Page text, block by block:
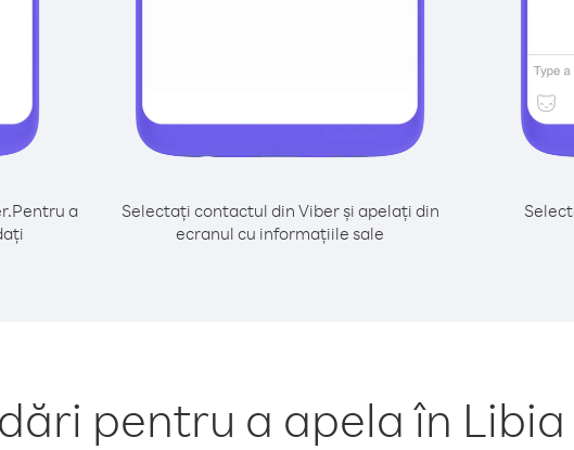
Pentru a
Selectați contactul din Viber și apelați din
ecranul cu informațiile sale
pentru a apela în Libia